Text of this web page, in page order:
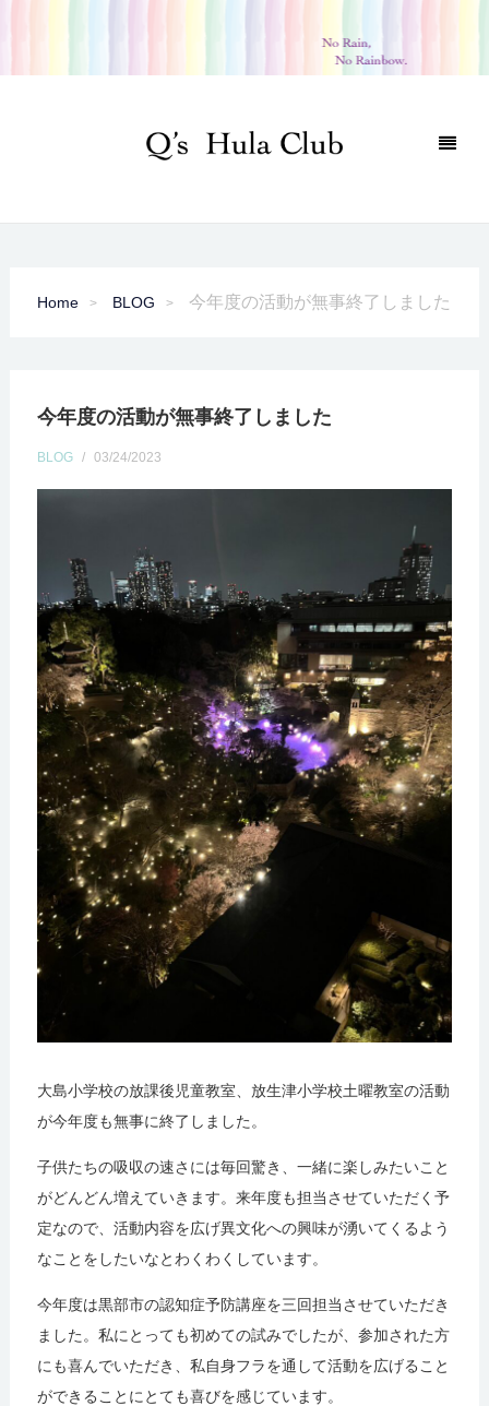
Home BLOG 今年度の活動が無事終了しました
今年度の活動が無事終了しました
BLOG / 03/24/2023
大島小学校の放課後児童教室、放生津小学校土曜教室の活動
が今年度も無事に終了しました。
子供たちの吸収の速さには毎回驚き、一緒に楽しみたいこと
がどんどん増えていきます。来年度も担当させていただく予
定なので、活動内容を広げ異文化への興味が湧いてくるよう
なことをしたいなとわくわくしています。
今年度は黒部市の認知症予防講座を三回担当させていただき
ました。私にとっても初めての試みでしたが、参加された方
にも喜んでいただき、私自身フラを通して活動を広げること
ができることにとても喜びを感じています。